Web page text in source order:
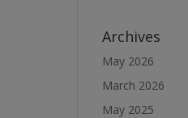
Archives
May 2026
March 2026
May 2025